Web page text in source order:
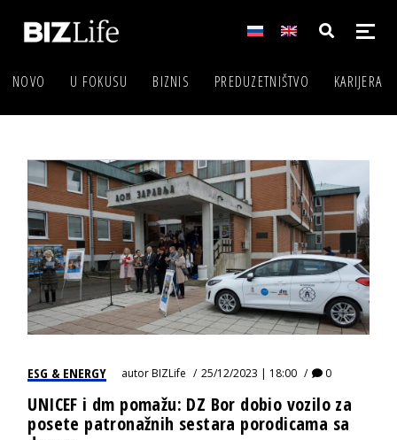
NOVO U FOKUSU BIZNIS PREDUZETNIŠTVO KARIJERA
ESG & ENERGY autorBIZLife 25/12/2023 | 18:00 0
UNICEF i dm pomažu: DZ Bor dobio vozilo za
posete patronažnih sestara porodicama sa